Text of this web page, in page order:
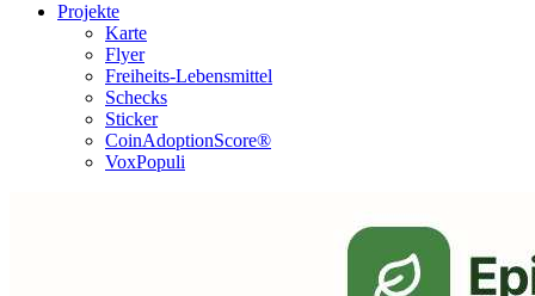
Projekte
Karte
Flyer
Freiheits-Lebensmittel
Schecks
Sticker
CoinAdoptionScore®
VoxPopuli